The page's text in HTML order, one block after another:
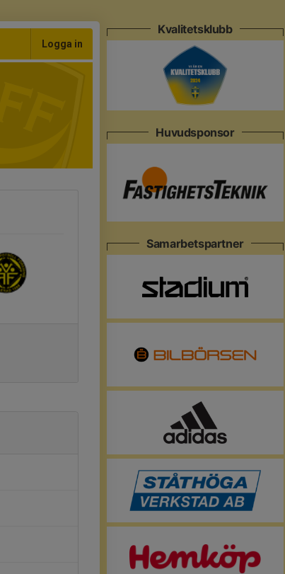
Logga in
Kvalitetsklubb
Huvudsponsor
Samarbetspartner